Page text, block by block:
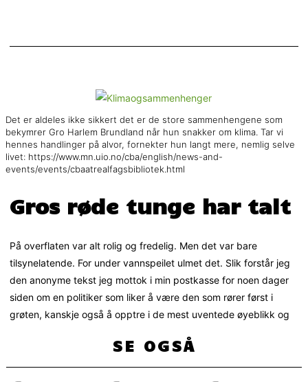
Det er aldeles ikke sikkert det er de store sammenhengene som
bekymrer Gro Harlem Brundland når hun snakker om klima. Tar vi
hennes handlinger på alvor, fornekter hun langt mere, nemlig selve
livet: https://www.mn.uio.no/cba/english/news-and-
events/events/cbaatrealfagsbibliotek.html
Gros røde tunge har talt
På overflaten var alt rolig og fredelig. Men det var bare
tilsynelatende. For under vannspeilet ulmet det. Slik forstår jeg
den anonyme tekst jeg mottok i min postkasse for noen dager
siden om en politiker som liker å være den som rører først i
grøten, kanskje også å opptre i de mest uventede øyeblikk og
SE OGSÅ